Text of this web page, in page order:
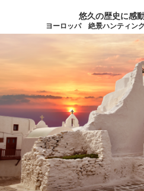
悠久の歴史に感
ヨーロッパ 絶景ハンティン